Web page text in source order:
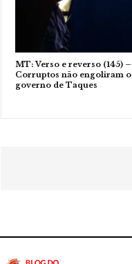
MT: Verso e reverso (145) –
Corruptos não engoliram o
governo de Taques